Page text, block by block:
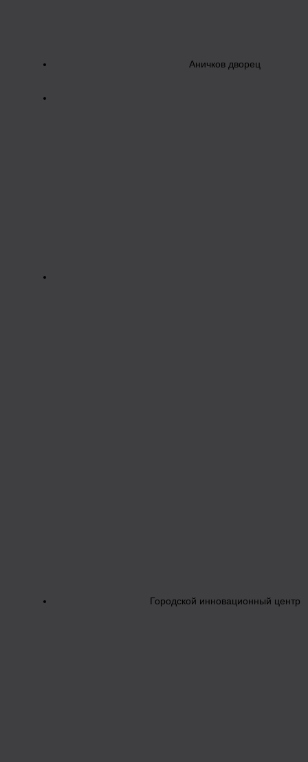
Аничков дворец
Городской инновационный центр